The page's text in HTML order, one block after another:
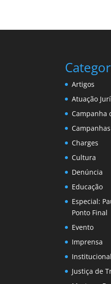
Artigos
Atuação
Campanha
Campanhas
Charges
Cultura
Denúncia
Educação
Especial:
Ponto Final
Evento
Imprensa
Institucional
Justiça de